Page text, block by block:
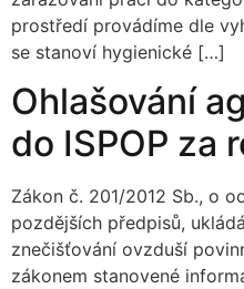
prostředí provádíme dle
se stanoví hygienické […]
Ohlašování
do ISPOP za
Zákon č. 201/2012 Sb., o
pozdějších předpisů,
znečišťování ovzduší
zákonem stanovené